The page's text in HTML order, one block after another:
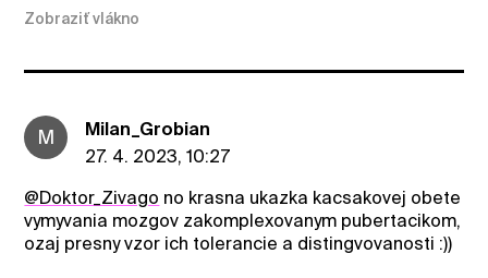
Zobraziť vlákno
M
Milan_Grobian
27. 4. 2023, 10:27
@Doktor_Zivago no krasna ukazka kacsakovej obete
vymyvania mozgov zakomplexovanym pubertacikom,
ozaj presny vzor ich tolerancie a distingvovanosti :))